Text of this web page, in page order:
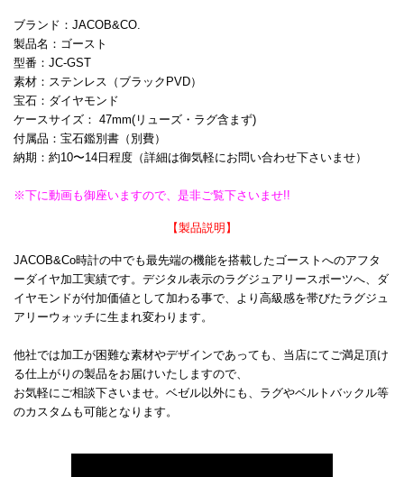
ブランド：JACOB&CO.
製品名：ゴースト
型番：JC-GST
素材：ステンレス（ブラックPVD）
宝石：ダイヤモンド
ケースサイズ： 47mm(リューズ・ラグ含まず)
付属品：宝石鑑別書（別費）
納期：約10〜14日程度（詳細は御気軽にお問い合わせ下さいませ）
※下に動画も御座いますので、是非ご覧下さいませ!!
【製品説明】
JACOB&Co時計の中でも最先端の機能を搭載したゴーストへのアフタ
ーダイヤ加工実績です。デジタル表示のラグジュアリースポーツへ、ダ
イヤモンドが付加価値として加わる事で、より高級感を帯びたラグジュ
アリーウォッチに生まれ変わります。
他社では加工が困難な素材やデザインであっても、当店にてご満足頂け
る仕上がりの製品をお届けいたしますので、
お気軽にご相談下さいませ。ベゼル以外にも、ラグやベルトバックル等
のカスタムも可能となります。